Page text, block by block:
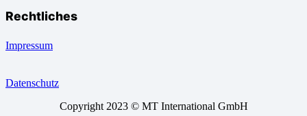
Rechtliches
Impressum
Datenschutz
Copyright 2023 © MT International GmbH